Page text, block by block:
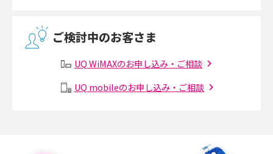
2017年4月(8)
2017年3月(9)
2017年2月(7)
2017年1月(6)
無線LANとは？メリット・デメリットや接続方法を解説
メッシュWi-Fiとは？仕組みやメリット・デメリット、中継機との違いを解
ご検討中のお客さま
UQ WiMAXのお申し込み・ご相談
UQ mobileのお申し込み・ご相談